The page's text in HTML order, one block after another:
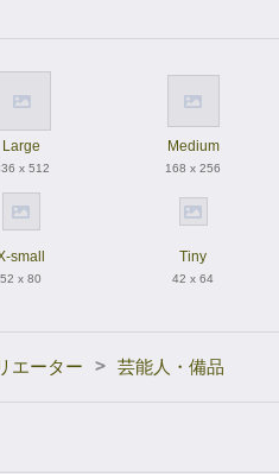
Large
x 512
Medium
168 x 256
small
52 x 80
Tiny
42 x 64
エーター > 芸能人・備品